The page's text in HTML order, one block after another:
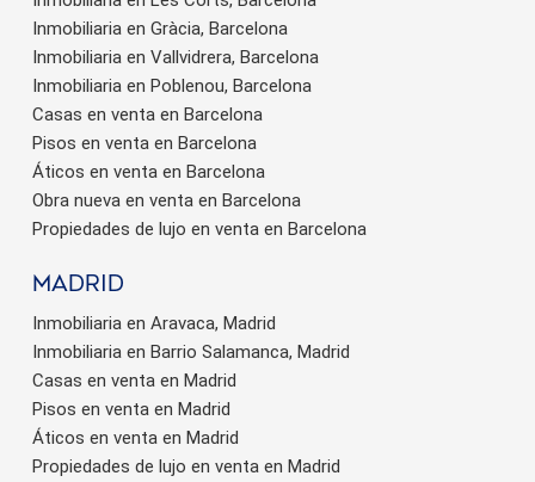
Inmobiliaria en Gràcia, Barcelona
Inmobiliaria en Vallvidrera, Barcelona
Inmobiliaria en Poblenou, Barcelona
Casas en venta en Barcelona
Pisos en venta en Barcelona
Áticos en venta en Barcelona
Obra nueva en venta en Barcelona
Propiedades de lujo en venta en Barcelona
Madrid
Inmobiliaria en Aravaca, Madrid
Inmobiliaria en Barrio Salamanca, Madrid
Casas en venta en Madrid
Pisos en venta en Madrid
Áticos en venta en Madrid
Propiedades de lujo en venta en Madrid